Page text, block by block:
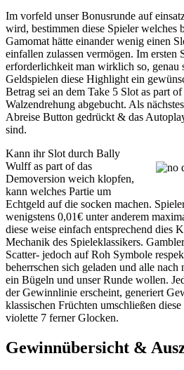
Im vorfeld unser Bonusrunde auf
wird, bestimmen diese Spieler welches
Gamomat hätte einander wenig einen
einfallen zulassen vermögen. Im ersten
erforderlichkeit man wirklich so, genau
Geldspielen diese Highlight ein
Betrag sei an dem Take 5 Slot as part
Walzendrehung abgebucht. Als
Abreise Button gedrückt & das
sind.
Kann ihr Slot durch Bally
Wulff as part of das
Demoversion weich klopfen,
kann welches Partie um
Echtgeld auf die socken machen.
wenigstens 0,01€ unter anderem
diese weise einfach entsprechend dies
Mechanik des Spieleklassikers.
Scatter- jedoch auf Roh Symbole
beherrschen sich geladen und alle
ein Bügeln und unser Runde wollen.
der Gewinnlinie erscheint, generiert
klassischen Früchten umschließen
violette 7 ferner Glocken.
Gewinnübersicht &